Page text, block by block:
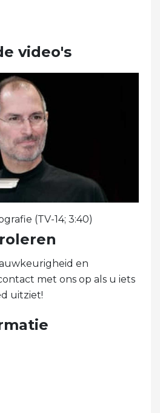
video's
(TV-14; 3:40)
en
met ons op als u iets
uitziet!